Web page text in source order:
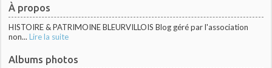
À propos
HISTOIRE & PATRIMOINE BLEURVILLOIS Blog géré par l'association
non... Lire la suite
Albums photos